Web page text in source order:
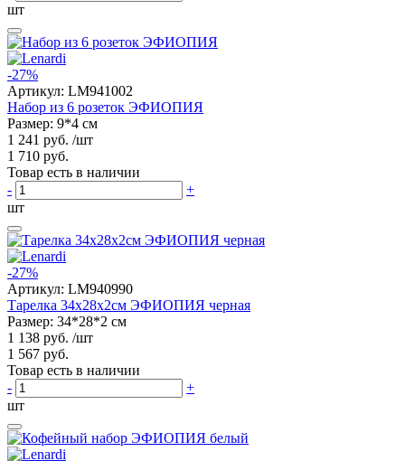
шт
-27%
Артикул: LM941002
Набор из 6 розеток ЭФИОПИЯ
Размер: 9*4 см
1 241 руб. /шт
1 710 руб.
Товар есть в наличии
-
+
шт
-27%
Артикул: LM940990
Тарелка 34х28х2см ЭФИОПИЯ черная
Размер: 34*28*2 см
1 138 руб. /шт
1 567 руб.
Товар есть в наличии
-
+
шт